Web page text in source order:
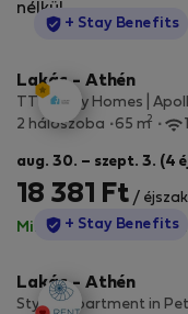
nélkül.
StayProtection
+ Stay Benefits
Lakás - Athén
TT Luxury Homes |
2 hálószoba
65 m2
aug. 30. – szept. 3. (4
18 381 Ft /
Minden díj benne van·
StayProtection
+ Stay Benefits
Lakás - Athén
Stylish apartment in